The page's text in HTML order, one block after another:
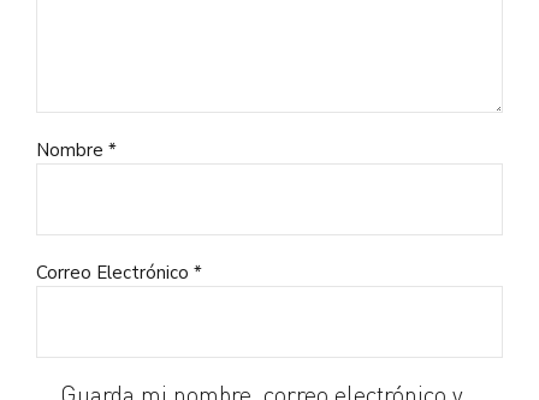
Nombre *
Correo Electrónico *